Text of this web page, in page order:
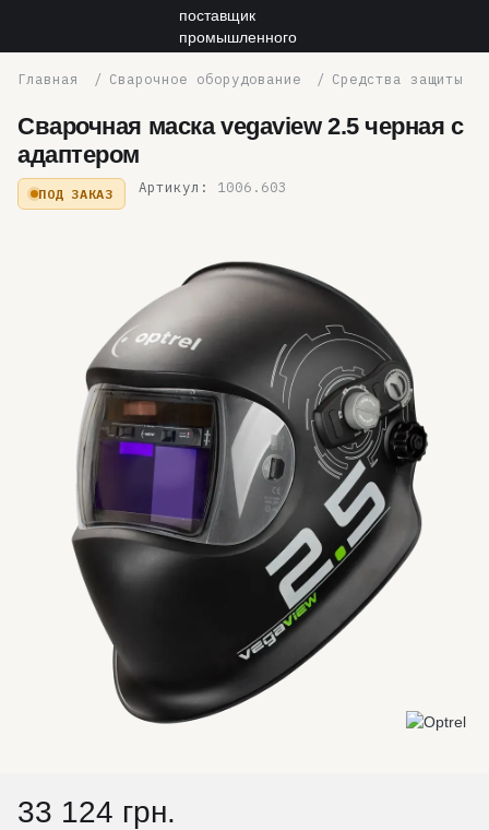
Сварочное оборудование Средства защиты
Сварочная маска vegaview 2.5 черная с
адаптером
ПОД ЗАКАЗ Артикул: 1006.603
33 124 грн.